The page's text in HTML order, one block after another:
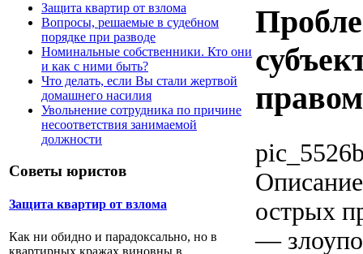
Защита квартир от взлома
Вопросы, решаемые в судебном
порядке при разводе
Номинальные собственники. Кто они
и как с ними быть?
Что делать, если Вы стали жертвой
домашнего насилия
Увольнение сотрудника по причине
несоответствия занимаемой
должности
Советы юристов
Защита квартир от взлома
Как ни обидно и парадоксально, но в
квартирных кражах виновны в
Описание
острых
—